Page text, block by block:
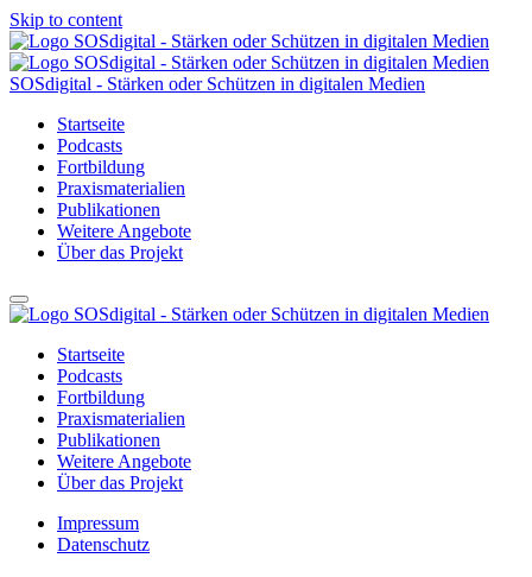
Skip to content
SOSdigital - Stärken oder Schützen in digitalen Medien
Startseite
Podcasts
Fortbildung
Praxismaterialien
Publikationen
Weitere Angebote
Über das Projekt
Startseite
Podcasts
Fortbildung
Praxismaterialien
Publikationen
Weitere Angebote
Über das Projekt
Impressum
Datenschutz